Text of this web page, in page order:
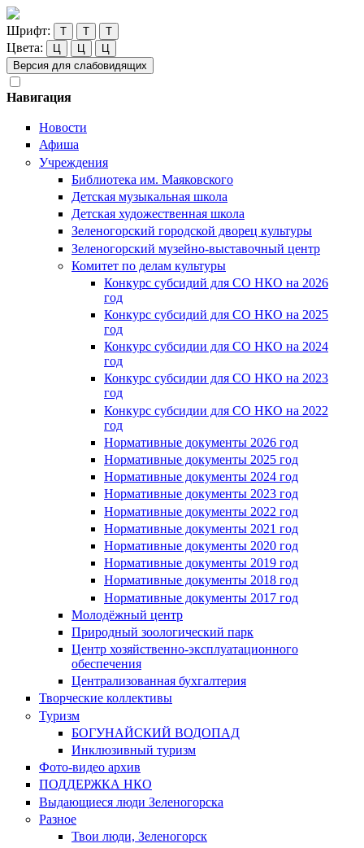
Шрифт: Т Т Т
Цвета: Ц Ц
Ц
Версия для слабовидящих
Навигация
Новости
Афиша
Учреждения
Библиотека им. Маяковского
Детская музыкальная школа
Детская художественная школа
Зеленогорский городской дворец культуры
Зеленогорский музейно-выставочный центр
Комитет по делам культуры
Конкурс субсидий для СО НКО на 2026
год
Конкурс субсидий для СО НКО на 2025
год
Конкурс субсидии для СО НКО на 2024
год
Конкурс субсидии для СО НКО на 2023
год
Конкурс субсидии для СО НКО на 2022
год
Нормативные документы 2026 год
Нормативные документы 2025 год
Нормативные документы 2024 год
Нормативные документы 2023 год
Нормативные документы 2022 год
Нормативные документы 2021 год
Нормативные документы 2020 год
Нормативные документы 2019 год
Нормативные документы 2018 год
Нормативные документы 2017 год
Молодёжный центр
Природный зоологический парк
Центр хозяйственно-эксплуатационного
обеспечения
Централизованная бухгалтерия
Творческие коллективы
Туризм
БОГУНАЙСКИЙ ВОДОПАД
Инклюзивный туризм
Фото-видео архив
ПОДДЕРЖКА НКО
Выдающиеся люди Зеленогорска
Разное
Твои люди, Зеленогорск